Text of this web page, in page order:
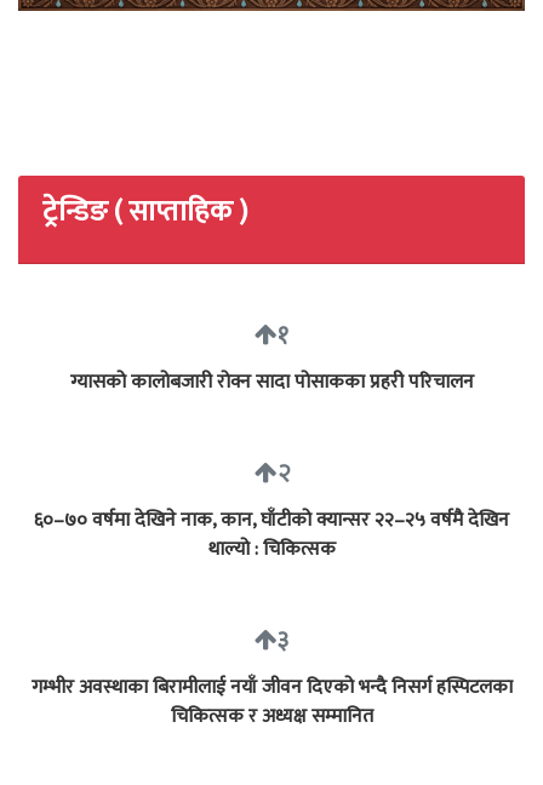
ट्रेन्डिङ ( साप्ताहिक )
१
ग्यासको कालोबजारी रोक्न सादा पोसाकका प्रहरी परिचालन
२
६०–७० वर्षमा देखिने नाक, कान, घाँटीको क्यान्सर २२–२५ वर्षमै देखिन
थाल्यो : चिकित्सक
३
गम्भीर अवस्थाका बिरामीलाई नयाँ जीवन दिएको भन्दै निसर्ग हस्पिटलका
चिकित्सक र अध्यक्ष सम्मानित